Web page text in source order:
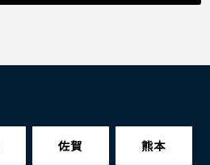
佐賀 熊本